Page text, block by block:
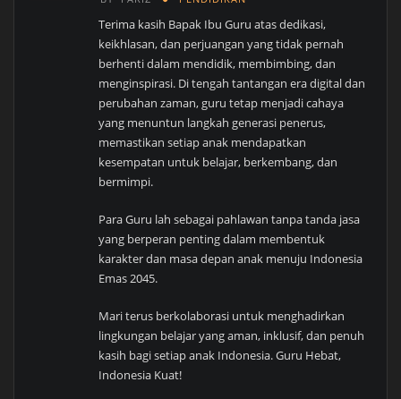
Terima kasih Bapak Ibu Guru atas dedikasi,
keikhlasan, dan perjuangan yang tidak pernah
berhenti dalam mendidik, membimbing, dan
menginspirasi. Di tengah tantangan era digital dan
perubahan zaman, guru tetap menjadi cahaya
yang menuntun langkah generasi penerus,
memastikan setiap anak mendapatkan
kesempatan untuk belajar, berkembang, dan
bermimpi.
Para Guru lah sebagai pahlawan tanpa tanda jasa
yang berperan penting dalam membentuk
karakter dan masa depan anak menuju Indonesia
Emas 2045.
Mari terus berkolaborasi untuk menghadirkan
lingkungan belajar yang aman, inklusif, dan penuh
kasih bagi setiap anak Indonesia. Guru Hebat,
Indonesia Kuat!